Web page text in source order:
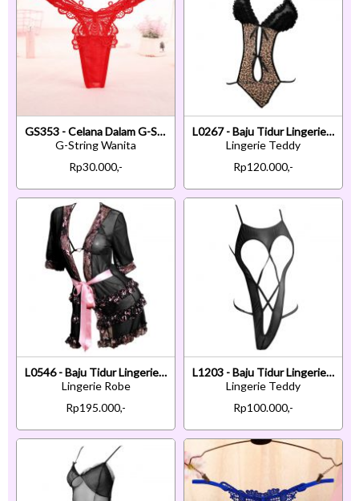
GS353 - Celana Dalam G-String Wanita Kupu-Kupu Tali 2 Merah
G-String Wanita
Rp30.000,-
L0267 - Baju Tidur Lingerie Teddy Bodysuit Dress Halter Macan Tutul Coklat
Lingerie Teddy
Rp120.000,-
L0546 - Baju Tidur Lingerie Robe Kimono Dress Hitam Transparan Lengan Pendek Bra Set Open Cup
Lingerie Robe
Rp195.000,-
L1203 - Baju Tidur Lingerie Teddy Bodysuit Dress Hitam Transparan Open Cup
Lingerie Teddy
Rp100.000,-